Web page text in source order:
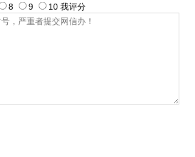
8 9 10 我评分